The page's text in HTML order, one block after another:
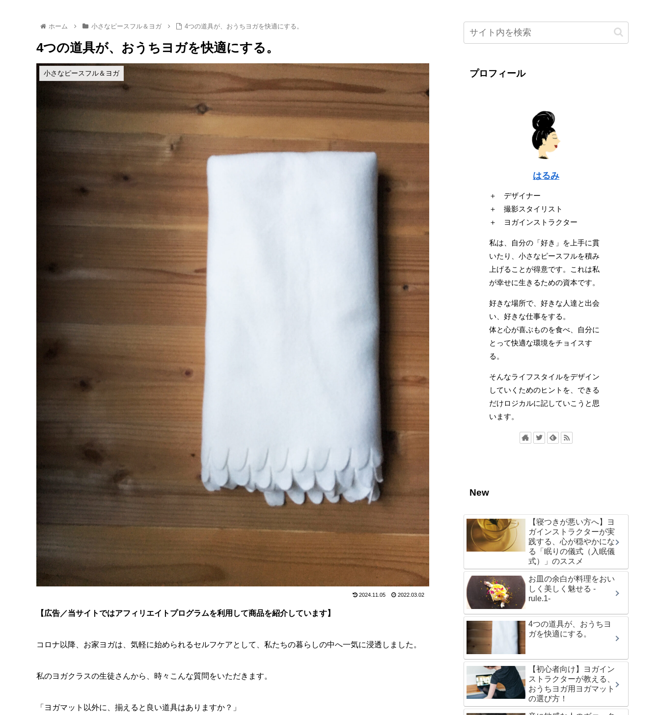
ホーム 小さなピースフル＆ヨガ 4つの道具が、おうちヨガを快適にする。
4つの道具が、おうちヨガを快適にする。
小さなピースフル＆ヨガ
2024.11.05 2022.03.02
【広告／当サイトではアフィリエイトプログラムを利用して商品を紹介しています】
コロナ以降、お家ヨガは、気軽に始められるセルフケアとして、私たちの暮らしの中へ一気に浸透しました。
私のヨガクラスの生徒さんから、時々こんな質問をいただきます。
「ヨガマット以外に、揃えると良い道具はありますか？」
プロフィール
はるみ
＋ デザイナー
＋ 撮影スタイリスト
＋ ヨガインストラクター
私は、自分の「好き」を上手に貫
いたり、小さなピースフルを積み
上げることが得意です。これは私
が幸せに生きるための資本です。
好きな場所で、好きな人達と出会
い、好きな仕事をする。
体と心が喜ぶものを食べ、自分に
とって快適な環境をチョイスす
る。
そんなライフスタイルをデザイン
していくためのヒントを、できる
だけロジカルに記していこうと思
います。
New
【寝つきが悪い方へ】ヨ
ガインストラクターが実
践する、心が穏やかにな
る「眠りの儀式（入眠儀
式）」のススメ
お皿の余白が料理をおい
しく美しく魅せる -
rule.1-
4つの道具が、おうちヨ
ガを快適にする。
【初心者向け】ヨガイン
ストラクターが教える、
おうちヨガ用ヨガマット
の選び方！